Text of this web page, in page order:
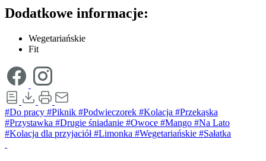
Dodatkowe informacje:
Wegetariańskie
Fit
#Do pracy #Piknik #Podwieczorek #Kolacja #Przekąska
#Przystawka #Drugie śniadanie #Owoce #Mango #Na Lato
#Kolacja dla przyjaciół#Limonka #Wegetariańskie #Sałatka